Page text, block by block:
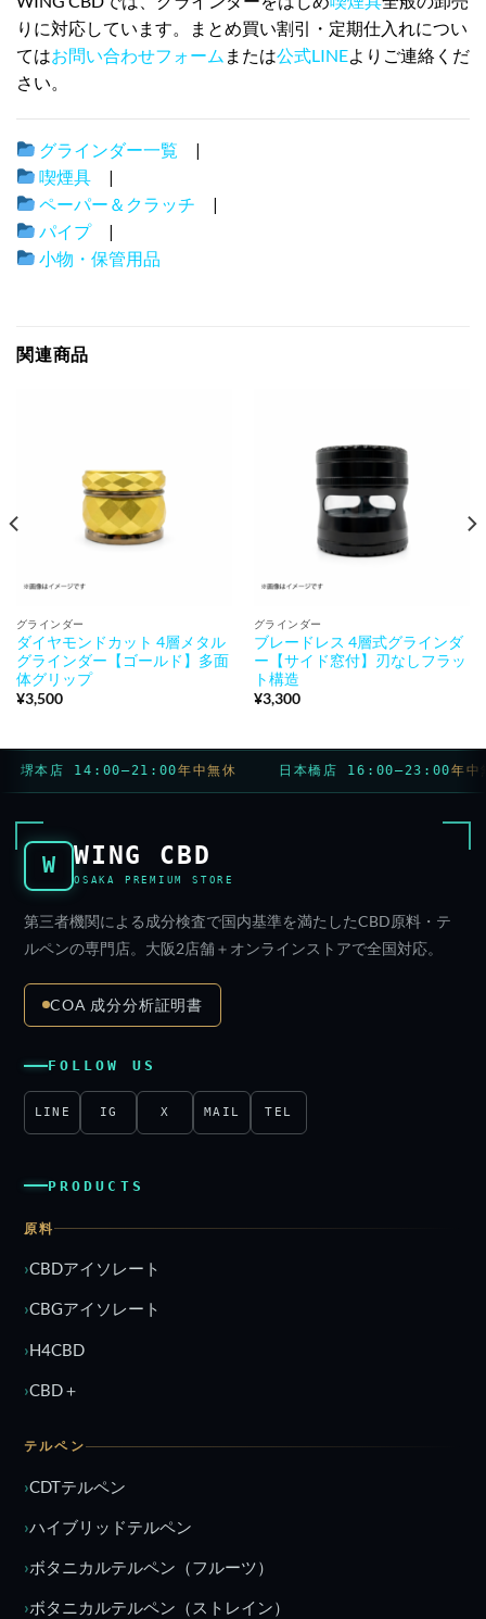
りに対応しています。まとめ買い割引・定期仕入れについ
てはお問い合わせフォーム または公式LINEよりご連絡くだ
さい。
グラインダー一覧 |
喫煙具 |
ペーパー＆クラッチ |
パイプ|
小物・保管用品
関連商品
グラインダー
ダイヤモンドカット 4層メタル
グラインダー【ゴールド】多面
体グリップ
¥3,500
グラインダー
ブレードレス 4層式グラインダ
ー【サイド窓付】刃なしフラッ
ト構造
¥3,300
本店 14:00–21:00 年中無休 日本橋店 16:00–23:00 年中無
W WING CBD
OSAKA PREMIUM STORE
第三者機関による成分検査で国内基準を満たしたCBD原料・テ
ルペンの専門店。大阪2店舗＋オンラインストアで全国対応。
COA 成分分析証明書
FOLLOW US
LINE IG X MAIL TEL
PRODUCTS
原料
CBDアイソレート
CBGアイソレート
H4CBD
CBD＋
テルペン
CDTテルペン
ハイブリッドテルペン
ボタニカルテルペン（フルーツ）
ボタニカルテルペン（ストレイン）